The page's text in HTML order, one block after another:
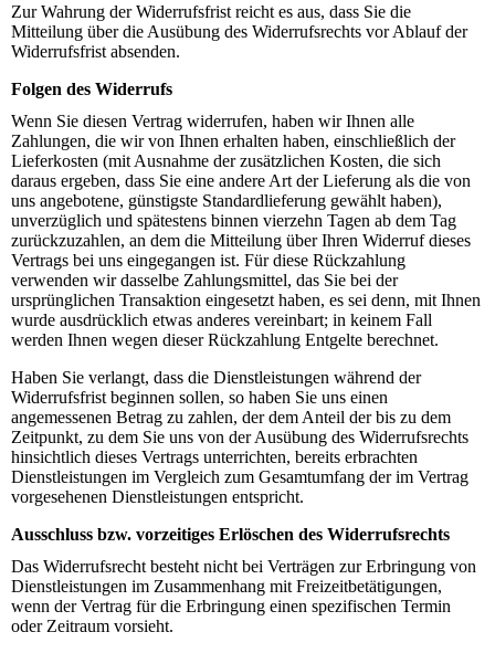
Zur Wahrung der Widerrufsfrist reicht es aus, dass Sie die
Mitteilung über die Ausübung des Widerrufsrechts vor Ablauf der
Widerrufsfrist absenden.
Folgen des Widerrufs
Wenn Sie diesen Vertrag widerrufen, haben wir Ihnen alle
Zahlungen, die wir von Ihnen erhalten haben, einschließlich der
Lieferkosten (mit Ausnahme der zusätzlichen Kosten, die sich
daraus ergeben, dass Sie eine andere Art der Lieferung als die von
uns angebotene, günstigste Standardlieferung gewählt haben),
unverzüglich und spätestens binnen vierzehn Tagen ab dem Tag
zurückzuzahlen, an dem die Mitteilung über Ihren Widerruf dieses
Vertrags bei uns eingegangen ist. Für diese Rückzahlung
verwenden wir dasselbe Zahlungsmittel, das Sie bei der
ursprünglichen Transaktion eingesetzt haben, es sei denn, mit Ihnen
wurde ausdrücklich etwas anderes vereinbart; in keinem Fall
werden Ihnen wegen dieser Rückzahlung Entgelte berechnet.
Haben Sie verlangt, dass die Dienstleistungen während der
Widerrufsfrist beginnen sollen, so haben Sie uns einen
angemessenen Betrag zu zahlen, der dem Anteil der bis zu dem
Zeitpunkt, zu dem Sie uns von der Ausübung des Widerrufsrechts
hinsichtlich dieses Vertrags unterrichten, bereits erbrachten
Dienstleistungen im Vergleich zum Gesamtumfang der im Vertrag
vorgesehenen Dienstleistungen entspricht.
Ausschluss bzw. vorzeitiges Erlöschen des Widerrufsrechts
Das Widerrufsrecht besteht nicht bei Verträgen zur Erbringung von
Dienstleistungen im Zusammenhang mit Freizeitbetätigungen,
wenn der Vertrag für die Erbringung einen spezifischen Termin
oder Zeitraum vorsieht.